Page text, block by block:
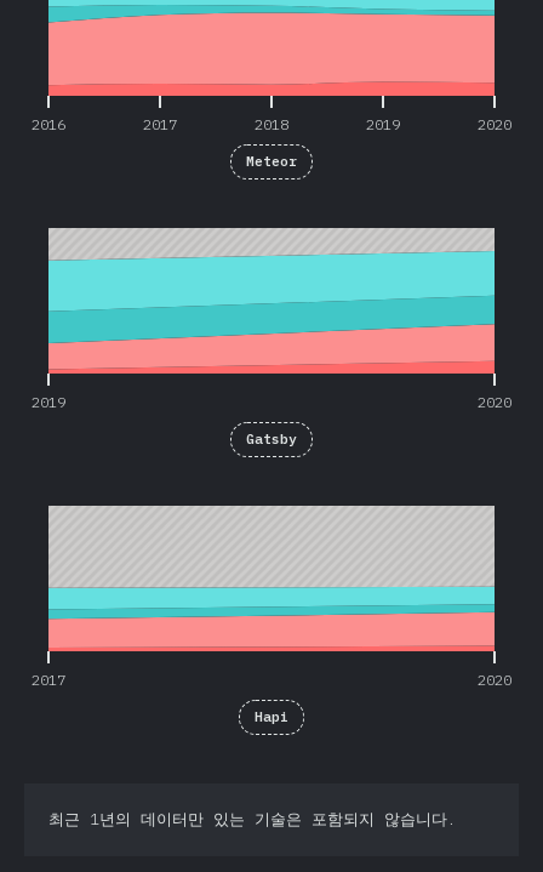
2016 2017 2018 2019 2020
Meteor
2019 2020
Gatsby
2017 2020
Hapi
최근 1년의 데이터만 있는 기술은 포함되지 않습니다.